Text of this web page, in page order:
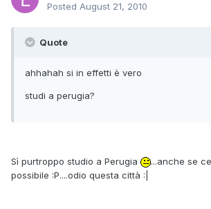
Posted August 21, 2010
Quote
ahhahah si in effetti è vero
studi a perugia?
Sì purtroppo studio a Perugia
...anche se
possibile :P....odio questa città :|